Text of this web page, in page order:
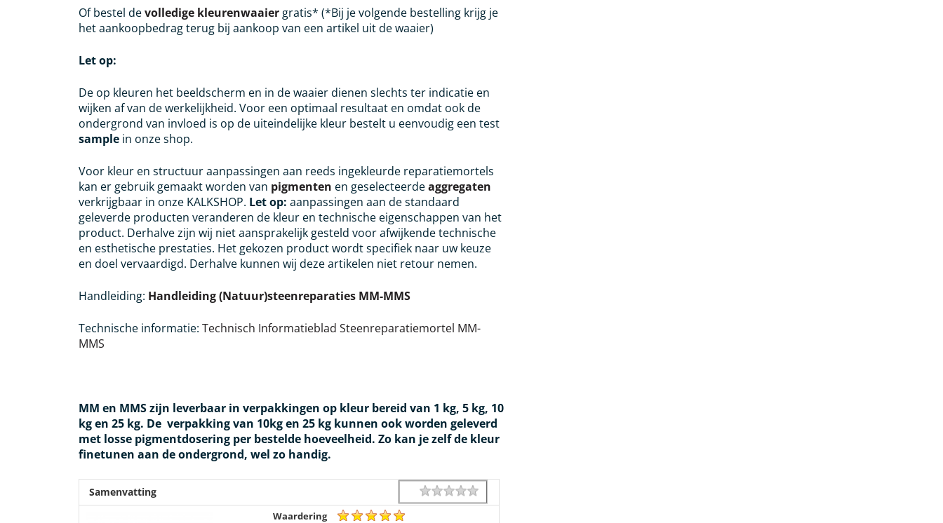
Of bestel devolledige kleurenwaaier gratis* (*Bij je volgende bestelling krijg je
het aankoopbedrag terug bij aankoop van een artikel uit de waaier)
Let op:
De op kleuren het beeldscherm en in de waaier dienen slechts ter indicatie en
wijken af van de werkelijkheid. Voor een optimaal resultaat en omdat ook de
ondergrond van invloed is op de uiteindelijke kleur bestelt u eenvoudig een test
sample in onze shop.
Voor kleur en structuur aanpassingen aan reeds ingekleurde reparatiemortels
kan er gebruik gemaakt worden van pigmenten en geselecteerdeaggregaten
verkrijgbaar in onze KALKSHOP. Let op: aanpassingen aan de standaard
geleverde producten veranderen de kleur en technische eigenschappen van het
product. Derhalve zijn wij niet aansprakelijk gesteld voor afwijkende technische
en esthetische prestaties. Het gekozen product wordt specifiek naar uw keuze
en doel vervaardigd. Derhalve kunnen wij deze artikelen niet retour nemen.
Handleiding: Handleiding (Natuur)steenreparaties MM-MMS
Technische informatie: Technisch Informatieblad Steenreparatiemortel MM-
MMS
MM en MMS zijn leverbaar in verpakkingen op kleur bereid van 1 kg, 5 kg, 10
kg en 25 kg. De verpakking van 10kg en 25 kg kunnen ook worden geleverd
met losse pigmentdosering per bestelde hoeveelheid. Zo kan je zelf de kleur
finetunen aan de ondergrond, wel zo handig.
Samenvatting Rating 1 star
2 stars
3 stars
4 stars
5 stars
Waardering